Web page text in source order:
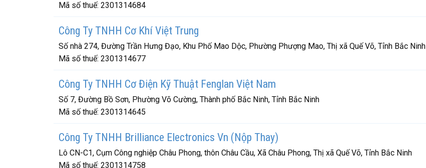
Mã số thuế: 2301314684
Công Ty TNHH Cơ Khí Việt Trung
Số nhà 274, Đường Trần Hưng Đạo, Khu Phố Mao Dộc, Phường Phượng Mao, Thị xã Quế Võ, Tỉnh Bắc Ninh
Mã số thuế: 2301314677
Công Ty TNHH Cơ Điện Kỹ Thuật Fenglan Việt Nam
Số 7, Đường Bồ Sơn, Phường Võ Cường, Thành phố Bắc Ninh, Tỉnh Bắc Ninh
Mã số thuế: 2301314645
Công Ty TNHH Brilliance Electronics Vn (Nộp Thay)
Lô CN-C1, Cụm Công nghiệp Châu Phong, thôn Châu Cầu, Xã Châu Phong, Thị xã Quế Võ, Tỉnh Bắc Ninh
Mã số thuế: 2301314758